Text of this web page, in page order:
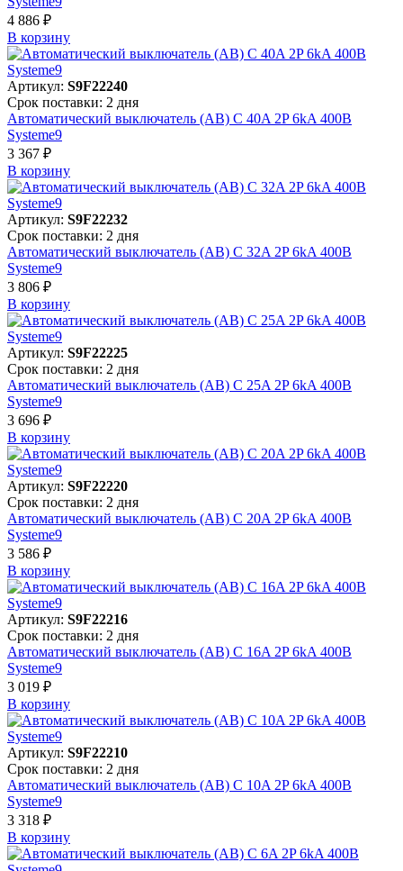
4 886 ₽
В корзинy
Артикул: S9F22240
Срок поставки: 2 дня
Автоматический выключатель (АВ) C 40A 2P 6kA 400В
Systeme9
3 367 ₽
В корзинy
Артикул: S9F22232
Срок поставки: 2 дня
Автоматический выключатель (АВ) C 32A 2P 6kA 400В
Systeme9
3 806 ₽
В корзинy
Артикул: S9F22225
Срок поставки: 2 дня
Автоматический выключатель (АВ) C 25A 2P 6kA 400В
Systeme9
3 696 ₽
В корзинy
Артикул: S9F22220
Срок поставки: 2 дня
Автоматический выключатель (АВ) C 20A 2P 6kA 400В
Systeme9
3 586 ₽
В корзинy
Артикул: S9F22216
Срок поставки: 2 дня
Автоматический выключатель (АВ) C 16A 2P 6kA 400В
Systeme9
3 019 ₽
В корзинy
Артикул: S9F22210
Срок поставки: 2 дня
Автоматический выключатель (АВ) C 10A 2P 6kA 400В
Systeme9
3 318 ₽
В корзинy